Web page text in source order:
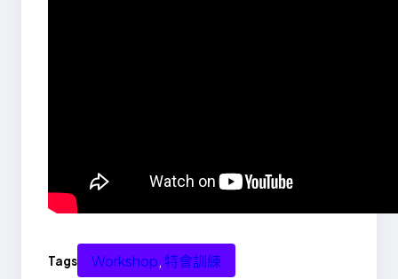
Tags Workshop, 特會訓練